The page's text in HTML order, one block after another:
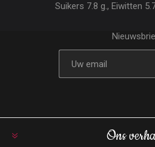
Suikers 7.8 g., Eiwitten
Ons